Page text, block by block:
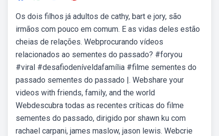
Os dois filhos já adultos de cathy, bart e jory, são
irmãos com pouco em comum. E as vidas deles estão
cheias de relações. Webprocurando vídeos
relacionados ao sementes do passado? #foryou
#viral #desafiodeníveldafamília #filme sementes do
passado sementes do passado |. Webshare your
videos with friends, family, and the world
Webdescubra todas as recentes críticas do filme
sementes do passado, dirigido por shawn ku com
rachael carpani, james maslow, jason lewis. Webcrie